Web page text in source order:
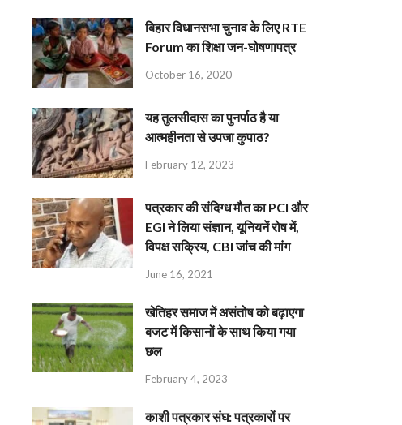
बिहार विधानसभा चुनाव के लिए RTE
Forum का शिक्षा जन-घोषणापत्र
October 16, 2020
यह तुलसीदास का पुनर्पाठ है या
आत्महीनता से उपजा कुपाठ?
February 12, 2023
पत्रकार की संदिग्ध मौत का PCI और
EGI ने लिया संज्ञान, यूनियनें रोष में,
विपक्ष सक्रिय, CBI जांच की मांग
June 16, 2021
खेतिहर समाज में असंतोष को बढ़ाएगा
बजट में किसानों के साथ किया गया
छल
February 4, 2023
काशी पत्रकार संघ: पत्रकारों पर